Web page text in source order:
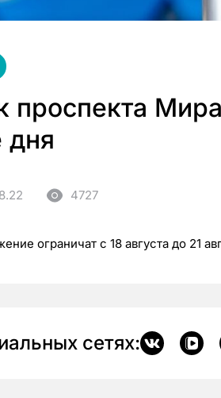
проспекта
дня
4727
ограничат с 18 августа до 21
сетях: